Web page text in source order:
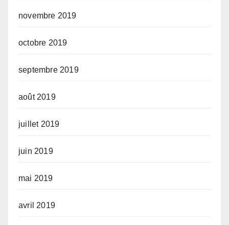
novembre 2019
octobre 2019
septembre 2019
août 2019
juillet 2019
juin 2019
mai 2019
avril 2019